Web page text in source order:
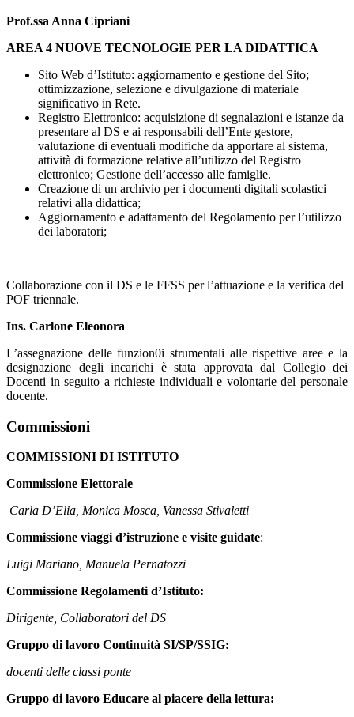
Prof.ssa Anna Cipriani
AREA 4 NUOVE TECNOLOGIE PER LA DIDATTICA
Sito Web d’Istituto: aggiornamento e gestione del Sito;
ottimizzazione, selezione e divulgazione di materiale
significativo in Rete.
Registro Elettronico: acquisizione di segnalazioni e istanze da
presentare al DS e ai responsabili dell’Ente gestore,
valutazione di eventuali modifiche da apportare al sistema,
attività di formazione relative all’utilizzo del Registro
elettronico; Gestione dell’accesso alle famiglie.
Creazione di un archivio per i documenti digitali scolastici
relativi alla didattica;
Aggiornamento e adattamento del Regolamento per l’utilizzo
dei laboratori;
Collaborazione con il DS e le FFSS per l’attuazione e la verifica del
POF triennale.
Ins. Carlone Eleonora
L’assegnazione delle funzion0i strumentali alle rispettive aree e la
designazione degli incarichi è stata approvata dal Collegio dei
Docenti in seguito a richieste individuali e volontarie del personale
docente.
Commissioni
COMMISSIONI DI ISTITUTO
Commissione Elettorale
Carla D’Elia, Monica Mosca, Vanessa Stivaletti
Commissione viaggi d’istruzione e visite guidate:
Luigi Mariano, Manuela Pernatozzi
Commissione Regolamenti d’Istituto:
Dirigente, Collaboratori del DS
Gruppo di lavoro Continuità SI/SP/SSIG:
docenti delle classi ponte
Gruppo di lavoro Educare al piacere della lettura: